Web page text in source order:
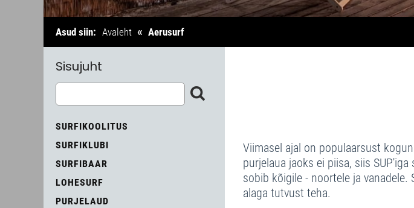
Asud siin: Avaleht « Aerusurf
Viimasel ajal on populaarsust
purjelaua jaoks ei piisa, siis
sobib kõigile - noortele ja
alaga tutvust teha.
Sisujuht
SURFIKOOLITUS
SURFIKLUBI
SURFIBAAR
LOHESURF
PURJELAUD